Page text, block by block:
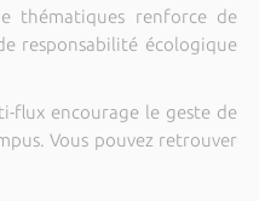
thématiques renforce de
responsabilité écologique
flux encourage le geste de
Vous pouvez retrouver